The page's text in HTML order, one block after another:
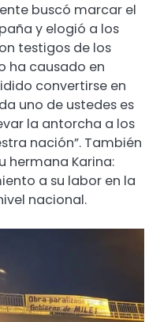
buscó marcar el
y elogió a los
testigos de los
ha causado en
convertirse en
uno de ustedes es
la antorcha a los
nación”. También
hermana Karina:
a su labor en la
nacional.